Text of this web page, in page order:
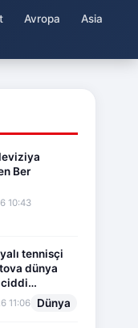
Avropa
Asia
Ber
10:43
tennisçi
dünya
atdı
11:06 Dünya